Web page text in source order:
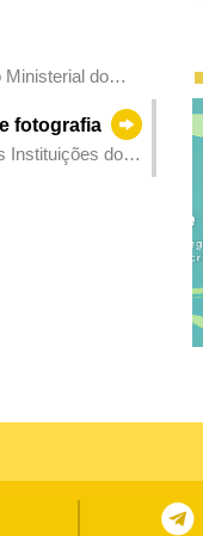
Ministerial do
fotografia
Instituições do